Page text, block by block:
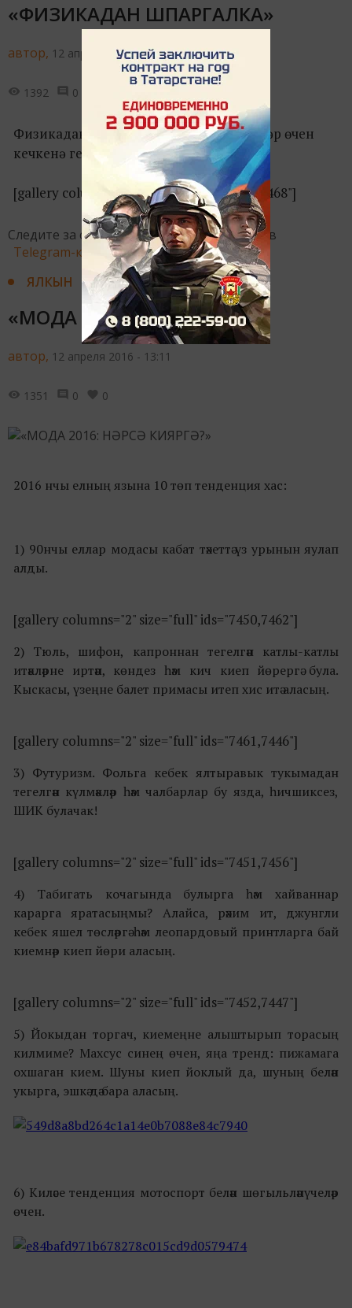
«ФИЗИКАДАН ШПАРГАЛКА»
автор, 12 апреля 2016 - 15:02
1392 0
Физикадан имтиханнарга әзерләнүчеләр өчен
кечкенә генә ярдәмлек.
[gallery columns="2" size="full" ids="7467,7468"]
Следите за самым важным и интересным в
Telegram-канале Татмедиа
ЯЛКЫН
«МОДА 2016: НӘРСӘ КИЯРГӘ?»
автор, 12 апреля 2016 - 13:11
1351 0 0
2016 нчы елның язына 10 төп тенденция хас:
1) 90нчы еллар модасы кабат тәхеттә үз урынын яулап
алды.
[gallery columns="2" size="full" ids="7450,7462"]
2) Тюль, шифон, капроннан тегелгән катлы-катлы
итәкләрне иртән, көндез һәм кич киеп йөрергә була.
Кыскасы, үзеңне балет примасы итеп хис итә аласың.
[gallery columns="2" size="full" ids="7461,7446"]
3) Футуризм. Фольга кебек ялтыравык тукымадан
тегелгән күлмәкләр һәм чалбарлар бу язда, һичшиксез,
ШИК булачак!
[gallery columns="2" size="full" ids="7451,7456"]
4) Табигать кочагында булырга һәм хайваннар
карарга яратасыңмы? Алайса, рәхим ит, джунгли
кебек яшел төсләргә һәм леопардовый принтларга бай
киемнәр киеп йөри аласың.
[gallery columns="2" size="full" ids="7452,7447"]
5) Йокыдан торгач, киемеңне алыштырып торасың
килмиме? Махсус синең өчен, яңа тренд: пижамага
охшаган кием. Шуны киеп йоклый да, шуның белән
укырга, эшкә дә бара аласың.
6) Киләсе тенденция мотоспорт белән шөгыльләнүчеләр
өчен.